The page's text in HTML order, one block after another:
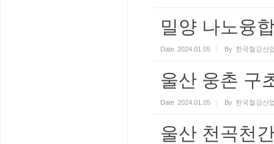
밀양 나노융
Date 2024.01.05 By 한국철강산
울산 웅촌 구
Date 2024.01.05 By 한국철강산
울산 천곡천